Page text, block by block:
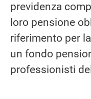
previdenza
loro pensione
riferimento per
un fondo
professionisti